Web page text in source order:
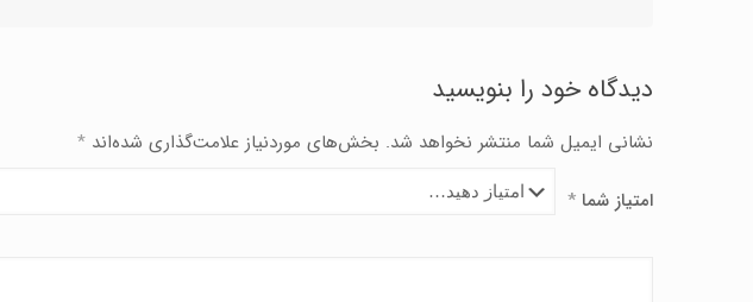
دیدگاه خود را بنویسید
نشانی ایمیل شما منتشر نخواهد شد. بخش‌های موردنیاز علامت‌گذاری شده‌اند *
امتیاز شما *